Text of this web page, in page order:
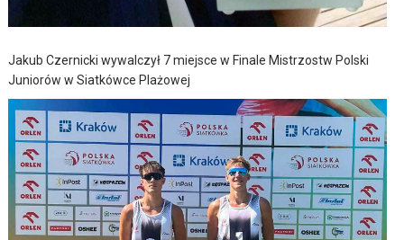
Jakub Czernicki wywalczył 7 miejsce w Finale Mistrzostw Polski
Juniorów w Siatkówce Plażowej